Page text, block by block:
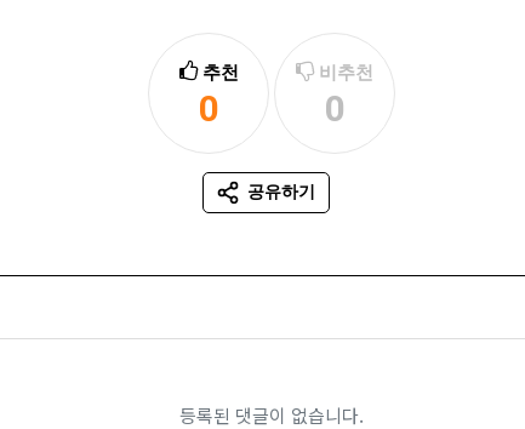
추천
0
추천
비추천
0
비추천
공유하기
SNS 공유
등록된 댓글이 없습니다.